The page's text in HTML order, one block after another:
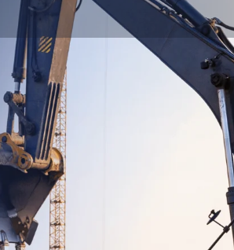
Wassermessung
Sturm- und Hochwasser
Tankfüllstand und -qualität